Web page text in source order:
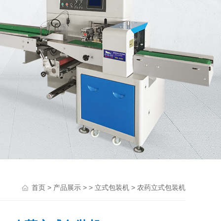
首页 > 产品展示 > > 立式包装机 > 农药立式包装机